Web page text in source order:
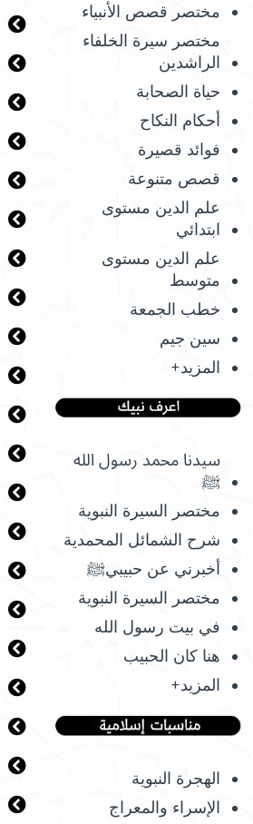
مختصر قصص الأنبياء
مختصر سيرة الخلفاء
الراشدين
حياة الصحابة
أحكام النكاح
فوائد قصيرة
قصص متنوعة
علم الدين مستوى
ابتدائي
علم الدين مستوى
متوسط
خطب الجمعة
سين جيم
المزيد+
سيدنا محمد رسول الله
ﷺ
مختصر السيرة النبوية
شرح الشمائل المحمدية
أخبرني عن حبيبيﷺ
مختصر السيرة النبوية
في بيت رسول الله
هنا كان الحبيب
المزيد+
الهجرة النبوية
الإسراء والمعراج